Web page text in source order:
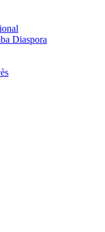
Diaspora